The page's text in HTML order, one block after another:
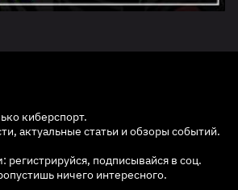
киберспорт.
актуальные статьи и обзоры событий.
регистрируйся, подписывайся в соц.
ничего интересного.